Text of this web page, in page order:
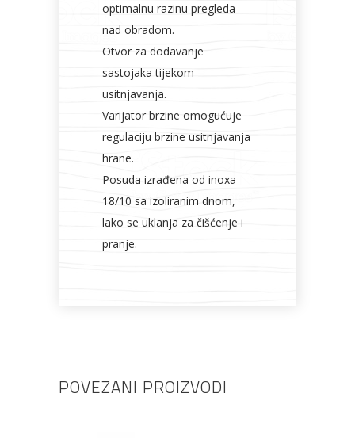
optimalnu razinu pregleda
nad obradom.
Otvor za dodavanje
sastojaka tijekom
usitnjavanja.
Varijator brzine omogućuje
regulaciju brzine usitnjavanja
hrane.
Posuda izrađena od inoxa
18/10 sa izoliranim dnom,
lako se uklanja za čišćenje i
pranje.
POVEZANI PROIZVODI